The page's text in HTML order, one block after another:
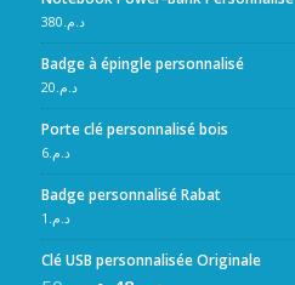
د.م.380
Badge à épingle personnalisé
د.م.20
Porte clé personnalisé bois
د.م.6
Badge personnalisé Rabat
د.م. 1
Clé USB personnalisée Originale